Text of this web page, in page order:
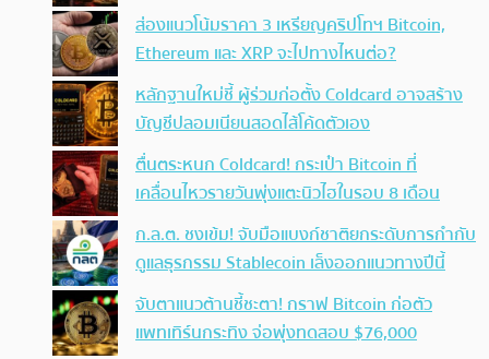
ส่องแนวโน้มราคา 3 เหรียญคริปโทฯ Bitcoin,
Ethereum และ XRP จะไปทางไหนต่อ?
หลักฐานใหม่ชี้ ผู้ร่วมก่อตั้ง Coldcard อาจสร้าง
บัญชีปลอมเนียนสอดไส้โค้ดตัวเอง
ตื่นตระหนก Coldcard! กระเป๋า Bitcoin ที่
เคลื่อนไหวรายวันพุ่งแตะนิวไฮในรอบ 8 เดือน
ก.ล.ต. ชงเข้ม! จับมือแบงก์ชาติยกระดับการกำกับ
ดูแลธุรกรรม Stablecoin เล็งออกแนวทางปีนี้
จับตาแนวต้านชี้ชะตา! กราฟ Bitcoin ก่อตัว
แพทเทิร์นกระทิง จ่อพุ่งทดสอบ $76,000